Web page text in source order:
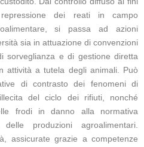
dei reati in campo
si passa ad azioni
sia in attuazione di convenzioni
sorveglianza e di gestione diretta
attività a tutela degli animali. Può
di contrasto dei fenomeni di
del ciclo dei rifiuti, nonché
frodi in danno alla normativa
produzioni agroalimentari.
assicurate grazie a competenze